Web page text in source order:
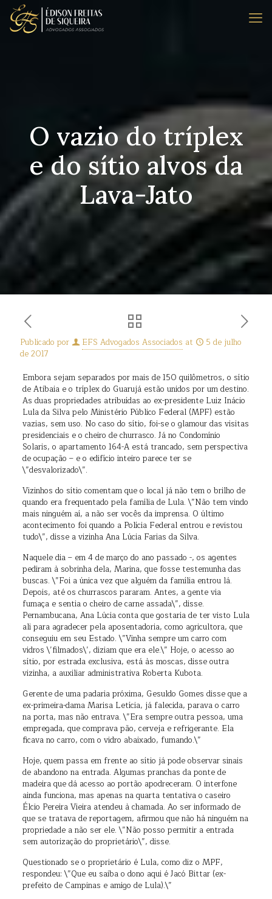
O vazio do tríplex
e do sítio alvos da
Lava-Jato
Publicado por EFS Advogados Associados at
5 de julho
de 2017
Embora sejam separados por mais de 150 quilômetros, o sítio
de Atibaia e o tríplex do Guarujá estão unidos por um destino.
As duas propriedades atribuídas ao ex-presidente Luiz Inácio
Lula da Silva pelo Ministério Público Federal (MPF) estão
vazias, sem uso. No caso do sítio, foi-se o glamour das visitas
presidenciais e o cheiro de churrasco. Já no Condomínio
Solaris, o apartamento 164-A está trancado, sem perspectiva
de ocupação – e o edifício inteiro parece ter se
\”desvalorizado\”.
Vizinhos do sítio comentam que o local já não tem o brilho de
quando era frequentado pela família de Lula. \”Não tem vindo
mais ninguém aí, a não ser vocês da imprensa. O último
acontecimento foi quando a Polícia Federal entrou e revistou
tudo\”, disse a vizinha Ana Lúcia Farias da Silva.
Naquele dia – em 4 de março do ano passado -, os agentes
pediram à sobrinha dela, Marina, que fosse testemunha das
buscas. \”Foi a única vez que alguém da família entrou lá.
Depois, até os churrascos pararam. Antes, a gente via
fumaça e sentia o cheiro de carne assada\”, disse.
Pernambucana, Ana Lúcia conta que gostaria de ter visto Lula
ali para agradecer pela aposentadoria, como agricultora, que
conseguiu em seu Estado. \”Vinha sempre um carro com
vidros \’filmados\’, diziam que era ele.\” Hoje, o acesso ao
sítio, por estrada exclusiva, está às moscas, disse outra
vizinha, a auxiliar administrativa Roberta Kubota.
Gerente de uma padaria próxima, Gesuldo Gomes disse que a
ex-primeira-dama Marisa Letícia, já falecida, parava o carro
na porta, mas não entrava. \”Era sempre outra pessoa, uma
empregada, que comprava pão, cerveja e refrigerante. Ela
ficava no carro, com o vidro abaixado, fumando.\”
Hoje, quem passa em frente ao sítio já pode observar sinais
de abandono na entrada. Algumas pranchas da ponte de
madeira que dá acesso ao portão apodreceram. O interfone
ainda funciona, mas apenas na quarta tentativa o caseiro
Élcio Pereira Vieira atendeu à chamada. Ao ser informado de
que se tratava de reportagem, afirmou que não há ninguém na
propriedade a não ser ele. \”Não posso permitir a entrada
sem autorização do proprietário\”, disse.
Questionado se o proprietário é Lula, como diz o MPF,
respondeu: \”Que eu saiba o dono aqui é Jacó Bittar (ex-
prefeito de Campinas e amigo de Lula).\”